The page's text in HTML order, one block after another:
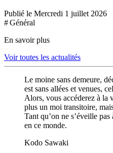
Publié le Mercredi 1 juillet 2026
# Général
En savoir plus
Voir toutes les actualités
Le moine sans demeure,
est sans allées et venues,
Alors, vous accéderez à la
plus un moi transitoire,
Tant qu’on ne s’éveille
en ce monde.
Kodo Sawaki